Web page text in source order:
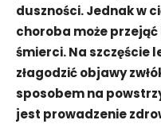
duszności. Jednak w
choroba może
śmierci. Na szczęście
złagodzić objawy
sposobem na
jest prowadzenie